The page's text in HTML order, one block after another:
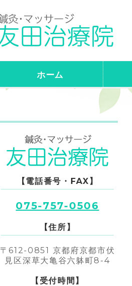
ホーム
【電話番号・FAX】
075-757-0506
【住所】
〒612-0851 京都府京都市伏
見区深草大亀谷六躰町8-4
【受付時間】